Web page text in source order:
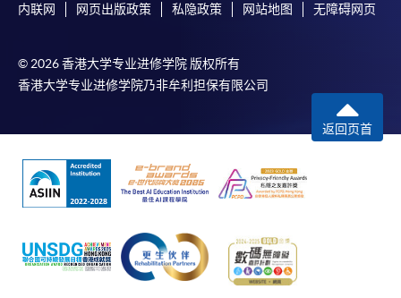
内联网 网页出版政策 私隐政策 网站地图 无障碍网页
© 2026 香港大学专业进修学院 版权所有
香港大学专业进修学院乃非牟利担保有限公司
返回页首